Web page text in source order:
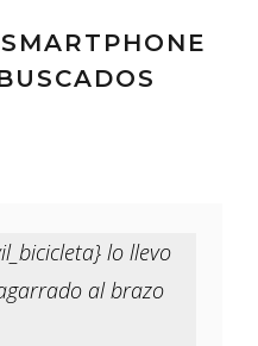
lo llevo
al brazo